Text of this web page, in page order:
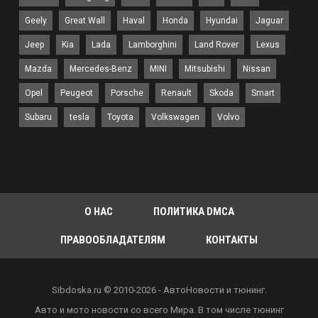
Дальнейший опыт владения по большому
счету превратился в историю доработок. В ней
было разное – винил «Angry Birds»,
тайваньские 18-дюймовые диски,
слов самого владельца: он говорит, что уже не
расстанется с концепцией «родной кузов,
только классический hellaflush, только
Geely Great Wall Haval Honda Hyundai Jaguar
Jeep Kia Lada Lamborghini Land Rover Lexus
Mazda Mercedes-Benz MINI Mitsubishi Nissan
Opel Peugeot Porsche Renault Skoda Smart
Subaru tesla Toyota Volkswagen Volvo
О НАС ПОЛИТИКА DMCA
ПРАВООБЛАДАТЕЛЯМ КОНТАКТЫ
Sibdoska.ru © 2010-2026 - АвтоНовости и тюнинг.
Авто и мото новости со всего Мира. В том числе тюнинг